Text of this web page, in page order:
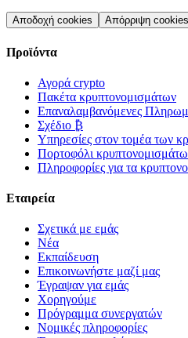
Αποδοχή cookies Απόρριψη cookies
Προϊόντα
Αγορά crypto
Πακέτα κρυπτονομισμάτων
Επαναλαμβανόμενες
Σχέδιο ₿
Υπηρεσίες στον τομέα των
Πορτοφόλι
Πληροφορίες για τα
Εταιρεία
Σχετικά με εμάς
Νέα
Εκπαίδευση
Επικοινωνήστε μαζί μας
Έγραψαν για εμάς
Χορηγούμε
Πρόγραμμα συνεργατών
Νομικές πληροφορίες